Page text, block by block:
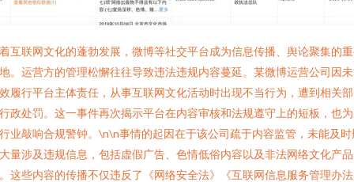
互联网文化的蓬勃发展，微博等社交平台成为信息传播、舆论聚集的
。运营方的管理松懈往往导致违法违规内容蔓延。某微博运营公司因
履行平台主体责任，从事互联网文化活动时出现不当行为，遭到相关
政处罚。这一事件再次揭示平台在内容审核和法规遵守上的短板，也
业敲响合规警钟。\n\n事情的起因在于该公司疏于内容监管，未能及时
量涉及违规信息，包括虚假广告、色情低俗内容以及非法网络文化产品
这些内容的传播不仅违反了《网络安全法》《互联网信息服务管理办